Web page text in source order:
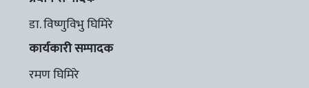
डा. विष्णुविभु घिमिरे
कार्यकारी सम्पादक
रमण घिमिरे